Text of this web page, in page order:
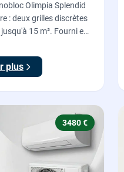
Olimpia Splendid
: deux grilles discrètes
15 m². Fourni et
plus
3480 €